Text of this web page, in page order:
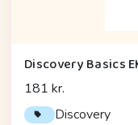
Discovery Basics
181 kr.
Discovery